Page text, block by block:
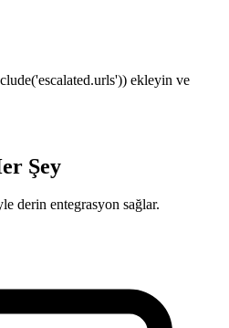
ekleyin ve
Şey
derin entegrasyon sağlar.